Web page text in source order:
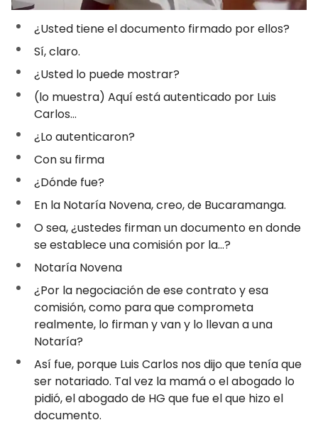
¿Usted tiene el documento firmado por ellos?
Sí, claro.
¿Usted lo puede mostrar?
(lo muestra) Aquí está autenticado por Luis
Carlos…
¿Lo autenticaron?
Con su firma
¿Dónde fue?
En la Notaría Novena, creo, de Bucaramanga.
O sea, ¿ustedes firman un documento en donde
se establece una comisión por la…?
Notaría Novena
¿Por la negociación de ese contrato y esa
comisión, como para que comprometa
realmente, lo firman y van y lo llevan a una
Notaría?
Así fue, porque Luis Carlos nos dijo que tenía que
ser notariado. Tal vez la mamá o el abogado lo
pidió, el abogado de HG que fue el que hizo el
documento.